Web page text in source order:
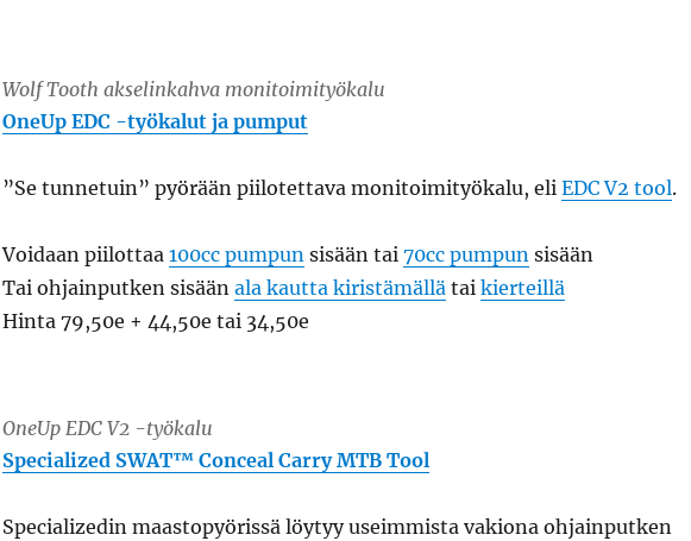
Wolf Tooth akselinkahva monitoimityökalu
OneUp EDC -työkalut ja pumput
”Se tunnetuin” pyörään piilotettava monitoimityökalu, eli EDC V2 tool.
Voidaan piilottaa 100cc pumpun sisään tai 70cc pumpun sisään
Tai ohjainputken sisään ala kautta kiristämällä tai kierteillä
Hinta 79,50e + 44,50e tai 34,50e
OneUp EDC V2 -työkalu
Specialized SWAT™ Conceal Carry MTB Tool
Specializedin maastopyörissä löytyy useimmista vakiona ohjainputken